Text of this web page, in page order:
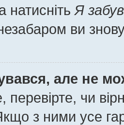
натисніть Я
незабаром ви
але не
чи
з ними усе